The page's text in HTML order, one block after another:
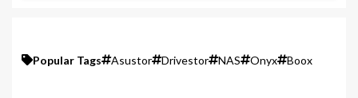
Popular Tags Asustor Drivestor NAS Onyx Boox